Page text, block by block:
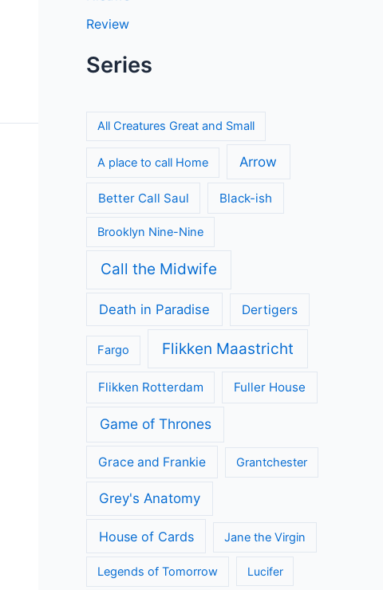
Review
Series
All Creatures Great and Small
A place to call Home Arrow
Better Call Saul Black-ish
Brooklyn Nine-Nine
Call the Midwife
Death in Paradise Dertigers
Fargo Flikken Maastricht
Flikken Rotterdam Fuller House
Game of Thrones
Grace and Frankie Grantchester
Grey's Anatomy
House of Cards Jane the Virgin
Legends of Tomorrow Lucifer